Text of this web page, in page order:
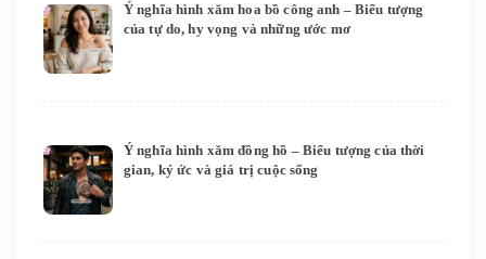
Ý nghĩa hình xăm hoa bồ công anh – Biểu tượng
của tự do, hy vọng và những ước mơ
Ý nghĩa hình xăm đồng hồ – Biểu tượng của thời
gian, ký ức và giá trị cuộc sống